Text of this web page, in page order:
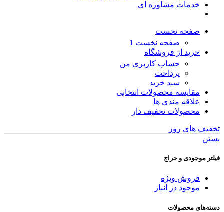
خدمات مشاوره ای
صفحه نخست
صفحه نخست 1
خرید از فروشگاه
حساب کاربری من
پرداخت
سبد خرید
مقایسه محصولات انتخابی
علاقه مندی ها
محصولات تخفیف دار
تخفیف های روز
بستن
فیلتر موجودی و حراج
فروش ویژه
موجود در انبار
دسته‌های محصولات